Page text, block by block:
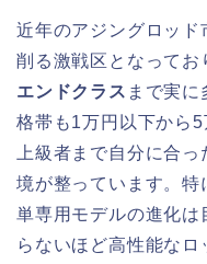
近年のアジングロッド
削る激戦区となってお
エンドクラス まで実
格帯も1万円以下から
上級者まで自分に合
境が整っています。特
単専用モデルの進化は
らないほど高性能な